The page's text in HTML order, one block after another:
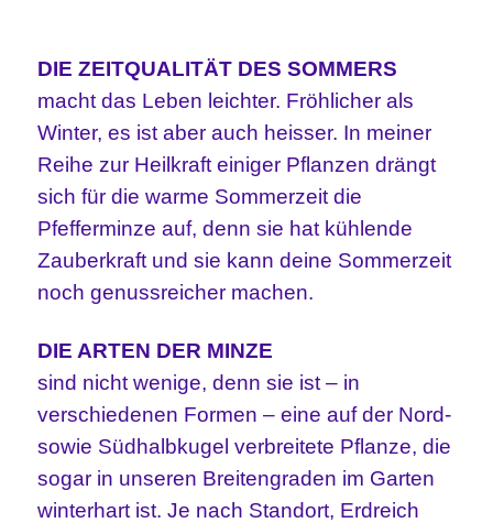
DIE ZEITQUALITÄT DES SOMMERS
macht das Leben leichter. Fröhlicher als
Winter, es ist aber auch heisser. In meiner
Reihe zur Heilkraft einiger Pflanzen drängt
sich für die warme Sommerzeit die
Pfefferminze auf, denn sie hat kühlende
Zauberkraft und sie kann deine Sommerzeit
noch genussreicher machen.
DIE ARTEN DER MINZE
sind nicht wenige, denn sie ist – in
verschiedenen Formen – eine auf der Nord-
sowie Südhalbkugel verbreitete Pflanze, die
sogar in unseren Breitengraden im Garten
winterhart ist. Je nach Standort, Erdreich